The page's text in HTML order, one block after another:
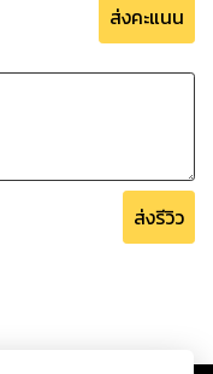
ส่งคะแนน
ส่งรีวิว